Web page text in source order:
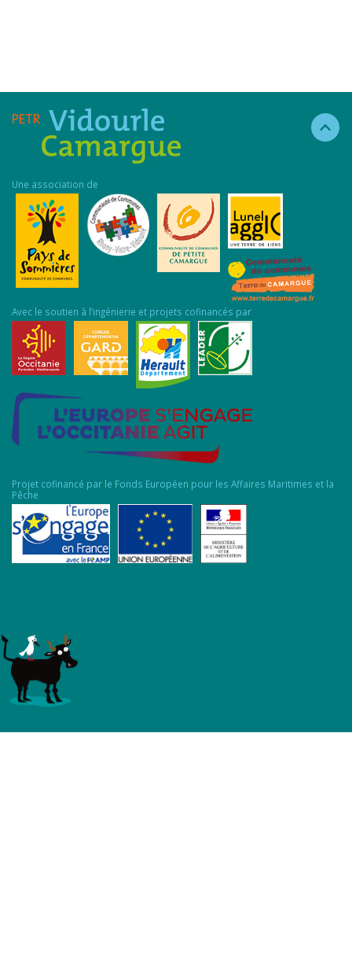
Une association de
Avec le soutien à l’ingénierie et projets cofinancés par
Projet cofinancé par le Fonds Européen pour les Affaires Maritimes et la
Pêche